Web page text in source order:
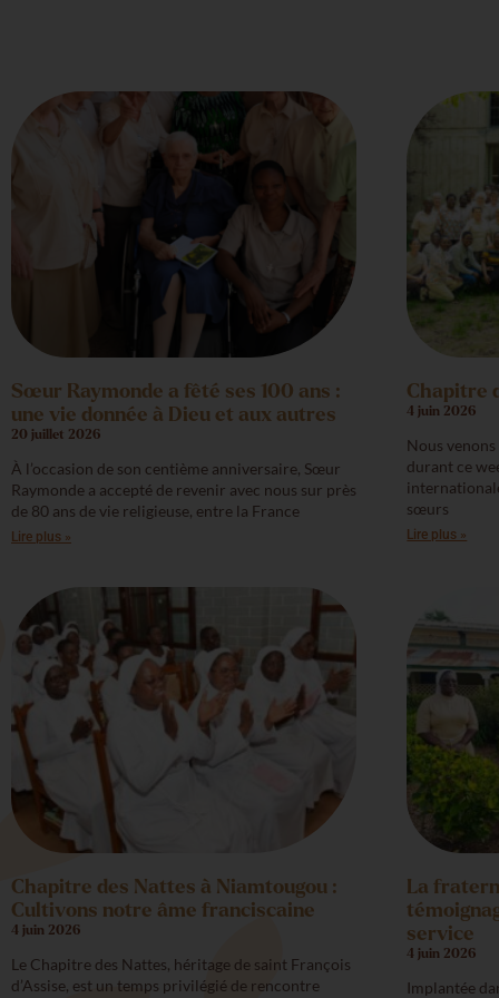
Sœur Raymonde a fêté ses 100 ans :
une vie donnée à Dieu et aux autres
20 juillet 2026
À l’occasion de son centième anniversaire, Sœur
Raymonde a accepté de revenir avec nous sur près
de 80 ans de vie religieuse, entre la France
Lire plus »
Chapitre
4 juin 2026
Nous
durant ce
sœurs
Lire plus »
Chapitre des Nattes à Niamtougou :
Cultivons notre âme franciscaine
4 juin 2026
Le Chapitre des Nattes, héritage de saint François
d’Assise, est un temps privilégié de rencontre
La
service
4 juin 2026
Implantée